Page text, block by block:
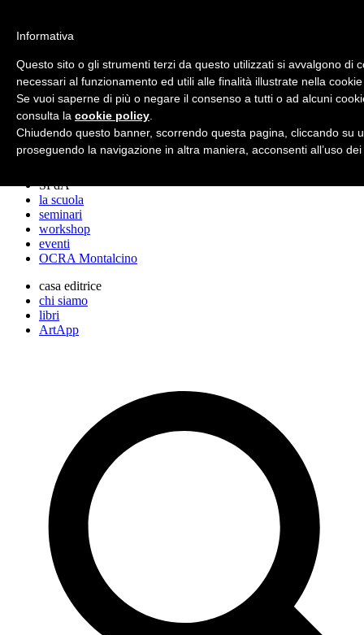
archos
lo studio
progetti
lectures
stampa
SPdA
la scuola
seminari
workshop
eventi
OCRA Montalcino
casa editrice
chi siamo
libri
ArtApp
Informativa
Questo sito o gli strumenti terzi da questo utilizzati si avvalgono di
necessari al funzionamento ed utili alle finalità illustrate nella
Se vuoi saperne di più o negare il consenso a tutti o ad alcuni
consulta la cookie policy
Chiudendo questo banner, scorrendo questa pagina, cliccando su
proseguendo la navigazione in altra maniera, acconsenti all’uso